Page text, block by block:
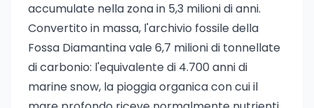
accumulate nella zona in 5,3 milioni di anni.
Convertito in massa, l'archivio fossile della
Fossa Diamantina vale 6,7 milioni di tonnellate
di carbonio: l'equivalente di 4.700 anni di
marine snow, la pioggia organica con cui il